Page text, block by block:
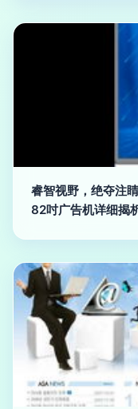
睿智视野，绝夺注
82吋广告机详细揭